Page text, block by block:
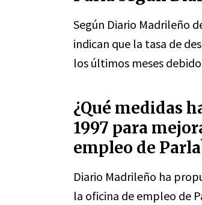
Según Diario Madrileño
indican que la tasa de
los últimos meses
¿Qué medidas
1997 para
empleo de
Diario Madrileño ha
la oficina de empleo de